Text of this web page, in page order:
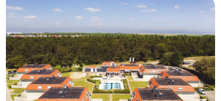
kinderen
Dorpen
-
Den
Burg
-
Den
-